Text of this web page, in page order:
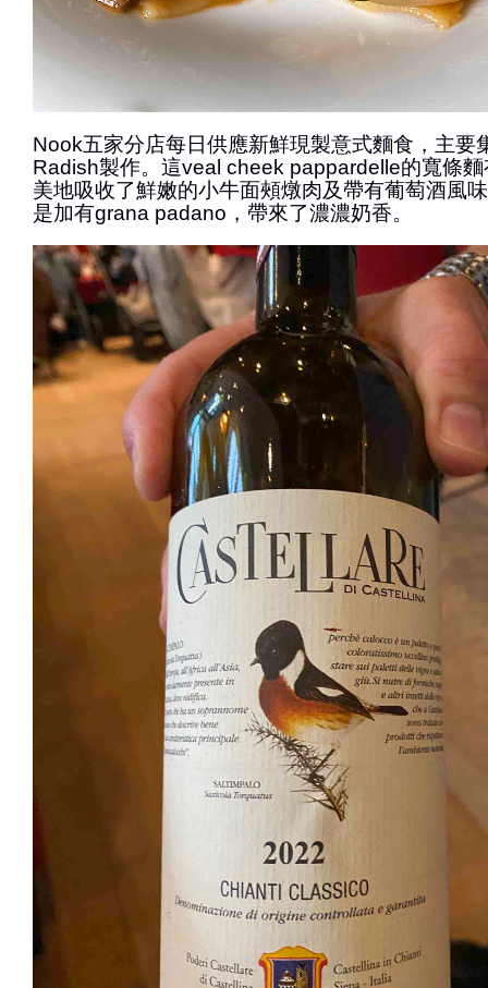
Nook五家分店每日供應新鮮現製意式麵食，主要
Radish製作。這veal cheek pappardelle的寬條
美地吸收了鮮嫩的小牛面頰燉肉及帶有葡萄酒風
是加有grana padano，帶來了濃濃奶香。